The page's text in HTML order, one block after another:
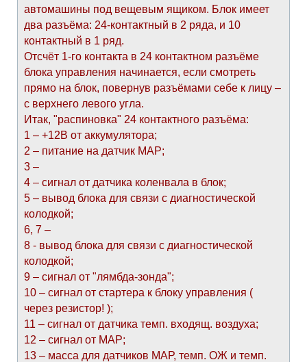
автомашины под вещевым ящиком. Блок имеет
два разъёма: 24-контактный в 2 ряда, и 10
контактный в 1 ряд.
Отсчёт 1-го контакта в 24 контактном разъёме
блока управления начинается, если смотреть
прямо на блок, повернув разъёмами себе к лицу –
с верхнего левого угла.
Итак, "распиновка" 24 контактного разъёма:
1 – +12В от аккумулятора;
2 – питание на датчик МАР;
3 –
4 – сигнал от датчика коленвала в блок;
5 – вывод блока для связи с диагностической
колодкой;
6, 7 –
8 - вывод блока для связи с диагностической
колодкой;
9 – сигнал от "лямбда-зонда";
10 – сигнал от стартера к блоку управления (
через резистор! );
11 – сигнал от датчика темп. входящ. воздуха;
12 – сигнал от МАР;
13 – масса для датчиков МАР, темп. ОЖ и темп.